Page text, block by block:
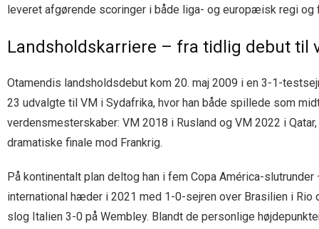
leveret afgørende scoringer i både liga- og europæisk regi
Landsholdskarriere – fra tidlig debut til
Otamendis landsholdsdebut kom 20. maj 2009 i en 3-1-
23 udvalgte til VM i Sydafrika, hvor han både spillede som
verdensmesterskaber: VM 2018 i Rusland og VM 2022 i
dramatiske finale mod Frankrig.
På kontinentalt plan deltog han i fem Copa América-
international hæder i 2021 med 1-0-sejren over Brasilien i Rio
slog Italien 3-0 på Wembley. Blandt de personlige